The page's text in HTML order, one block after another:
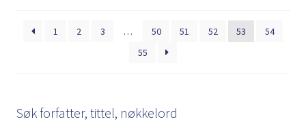
1
2 3 … 50 51 52 53
54
55
Søk forfatter, tittel, nøkkelord